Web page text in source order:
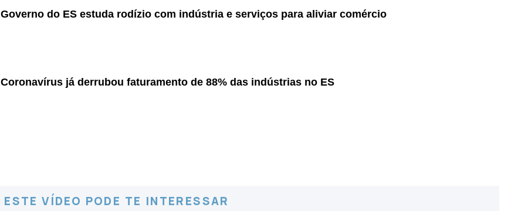
Governo do ES estuda rodízio com indústria e serviços para aliviar comércio
Coronavírus já derrubou faturamento de 88% das indústrias no ES
ESTE VÍDEO PODE TE INTERESSAR